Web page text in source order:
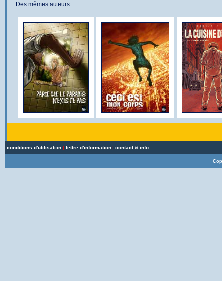
Des mêmes auteurs :
conditions d'utilisation | lettre d'information | contact & info